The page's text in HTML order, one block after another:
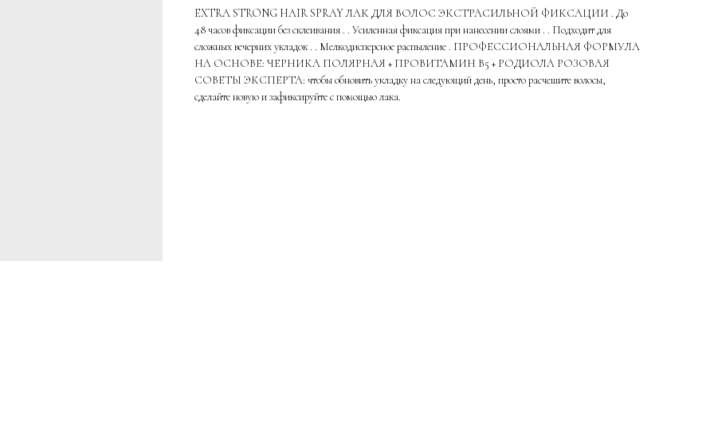
EXTRA STRONG HAIR SPRAY ЛАК ДЛЯ ВОЛОС ЭКСТРАСИЛЬНОЙ ФИКСАЦИИ . До
48 часов фиксации без склеивания . . Усиленная фиксация при нанесении слоями . . Подходит для
сложных вечерних укладок . . Мелкодисперсное распыление . ПРОФЕССИОНАЛЬНАЯ ФОРМУЛА
НА ОСНОВЕ: ЧЕРНИКА ПОЛЯРНАЯ + ПРОВИТАМИН В5 + РОДИОЛА РОЗОВАЯ
СОВЕТЫ ЭКСПЕРТА: чтобы обновить укладку на следующий день, просто расчешите волосы,
сделайте новую и зафиксируйте с помощью лака.